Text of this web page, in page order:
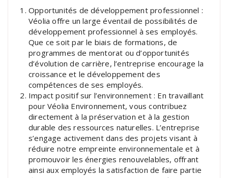
Opportunités de développement professionnel :
Véolia offre un large éventail de possibilités de
développement professionnel à ses employés.
Que ce soit par le biais de formations, de
programmes de mentorat ou d’opportunités
d’évolution de carrière, l’entreprise encourage la
croissance et le développement des
compétences de ses employés.
Impact positif sur l’environnement : En travaillant
pour Véolia Environnement, vous contribuez
directement à la préservation et à la gestion
durable des ressources naturelles. L’entreprise
s’engage activement dans des projets visant à
réduire notre empreinte environnementale et à
promouvoir les énergies renouvelables, offrant
ainsi aux employés la satisfaction de faire partie